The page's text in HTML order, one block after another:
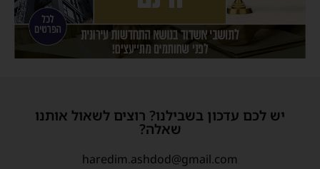
יש לכם עדכון בשבילנו? רוצים לשאול אותנו
שאלה?
haredim.ashdod@gmail.com